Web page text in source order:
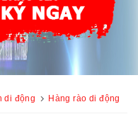
di động Hàng rào di động